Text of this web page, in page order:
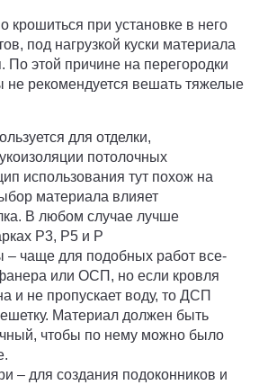
крошиться при установке в него
под нагрузкой куски материала
По этой причине на перегородки
не рекомендуется вешать тяжелые
для отделки,
потолочных
использования тут похож на
материала влияет
В любом случае лучше
P3, P5 и P
– чаще для подобных работ все-
или ОСП, но если кровля
и не пропускает воду, то ДСП
Материал должен быть
чтобы по нему можно было
– для создания подоконников и